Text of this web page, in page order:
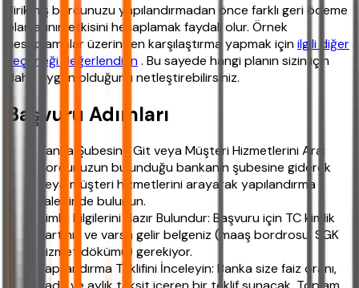
Birikmiş borcunuzu yapılandırmadan önce farklı geri ödeme
planlarının etkisini hesaplamak faydalı olur. Örnek
hesaplamalar üzerinden karşılaştırma yapmak içinilgili diğer
seçeneği değerlendirin. Bu sayede hangi planın sizin için
daha uygun olduğunu netleştirebilirsiniz.
Başvuru Adımları
Banka Şubesine Git veya Müşteri Hizmetlerini Ara:
Borcunuzun bulunduğu bankanın şubesine giderek
veya müşteri hizmetlerini arayarak yapılandırma
talebinde bulunun.
Kimlik Bilgilerini Hazır Bulundur: Başvuru için TC kimlik
kartınız ve varsa gelir belgeniz (maaş bordrosu, SGK
hizmet dökümü) gerekiyor.
Yapılandırma Teklifini İnceleyin: Banka size faiz oranı,